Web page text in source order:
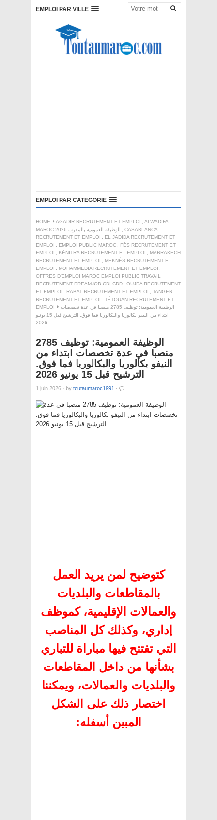
EMPLOI PAR VILLE
EMPLOI PAR CATEGORIE
HOME AGADIR RECRUTEMENT ET EMPLOI , ALWADIFA
MAROC 2026 الوظيفة العمومية بالمغرب
, CASABLANCA
RECRUTEMENT ET EMPLOI , EL JADIDA RECRUTEMENT ET
EMPLOI , EMPLOI PUBLIC MAROC , FÈS RECRUTEMENT ET
EMPLOI , KÉNITRA RECRUTEMENT ET EMPLOI , MARRAKECH
RECRUTEMENT ET EMPLOI , MEKNÈS RECRUTEMENT ET
EMPLOI , MOHAMMEDIA RECRUTEMENT ET EMPLOI ,
OFFRES D'EMPLOI MAROC EMPLOI PUBLIC TRAVAIL
RECRUTEMENT DREAMJOB CDI CDD , OUJDA RECRUTEMENT
ET EMPLOI , RABAT RECRUTEMENT ET EMPLOI , TANGER
RECRUTEMENT ET EMPLOI , TÉTOUAN RECRUTEMENT ET
EMPLOI
الوظيفة العمومية: توظيف 2785 منصبا في عدة تخصصات
ابتداء من النيفو بكالوريا والبكالوريا فما فوق. الترشيح قبل 15 يونيو
2026
الوظيفة العمومية: توظيف 2785
منصبا في عدة تخصصات ابتداء من
النيفو بكالوريا والبكالوريا فما فوق.
الترشيح قبل 15 يونيو 2026
1 juin 2026 · by toutaumaroc1991 ·
كتوضيح لمن يريد العمل
بالمقاطعات والبلديات
والعمالات الإقليمية، كموظف
إداري، وكذلك كل المناصب
التي تفتتح فيها مباراة للتباري
بشأنها من داخل المقاطعات
والبلديات والعمالات، ويمكننا
اختصار ذلك على الشكل
المبين أسفله: